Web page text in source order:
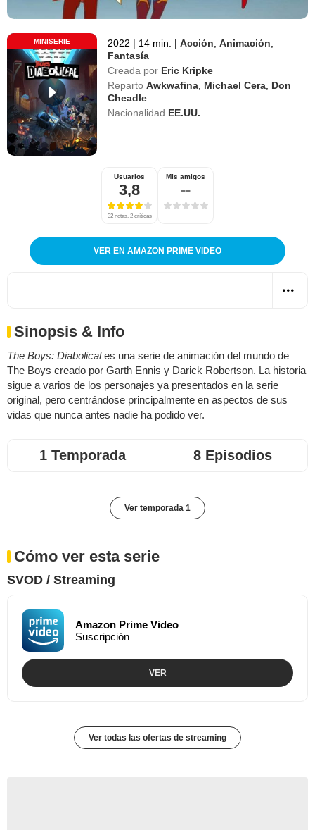
MINISERIE 2022 | 14 min. | Acción ,Animación
Fantasía
Creada por Eric Kripke
Reparto Awkwafina Michael Cera Don
Cheadle
Nacionalidad EE.UU.
Usuarios
3,8
32 notas, 2 críticas
Mis amigos
--
VER EN AMAZON PRIME VIDEO
Sinopsis & Info
The Boys: Diabolicales una serie de animación del mundo de
The Boys creado por Garth Ennis y Darick Robertson. La historia
sigue a varios de los personajes ya presentados en la serie
original, pero centrándose principalmente en aspectos de sus
vidas que nunca antes nadie ha podido ver.
1 Temporada 8 Episodios
Ver temporada 1
Cómo ver esta serie
SVOD / Streaming
Amazon Prime Video
Suscripción
VER
Ver todas las ofertas de streaming